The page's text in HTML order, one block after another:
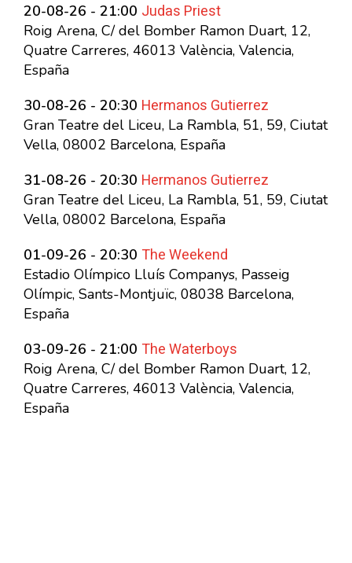
20-08-26 - 21:00 Judas Priest
Roig Arena, C/ del Bomber Ramon Duart, 12,
Quatre Carreres, 46013 València, Valencia,
España
30-08-26 - 20:30 Hermanos Gutierrez
Gran Teatre del Liceu, La Rambla, 51, 59, Ciutat
Vella, 08002 Barcelona, España
31-08-26 - 20:30 Hermanos Gutierrez
Gran Teatre del Liceu, La Rambla, 51, 59, Ciutat
Vella, 08002 Barcelona, España
01-09-26 - 20:30 The Weekend
Estadio Olímpico Lluís Companys, Passeig
Olímpic, Sants-Montjuïc, 08038 Barcelona,
España
03-09-26 - 21:00 The Waterboys
Roig Arena, C/ del Bomber Ramon Duart, 12,
Quatre Carreres, 46013 València, Valencia,
España